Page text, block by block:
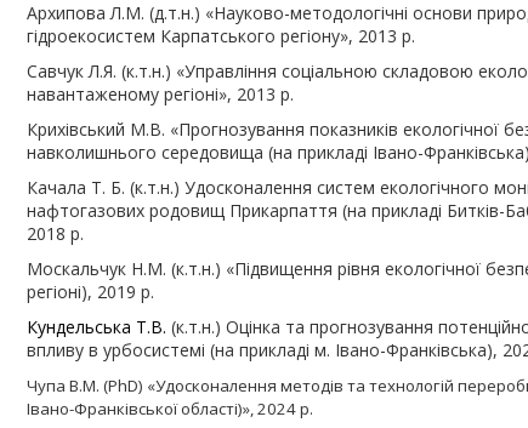
Архипова Л.М. (д.т.н.) «Науково-методологічні основи
гідроекосистем Карпатського регіону», 2013 р.
Савчук Л.Я. (к.т.н.) «Управління соціальною складовою
навантаженому регіоні», 2013 р.
Крихівський М.В. «Прогнозування показників екологічної
навколишнього середовища (на прикладі Івано-
Качала Т. Б. (к.т.н.) Удосконалення систем екологічного
нафтогазових родовищ Прикарпаття (на прикладі Битків-
2018 р.
Москальчук Н.М. (к.т.н.) «Підвищення рівня екологічної
регіоні), 2019 р.
Кундельська Т.В. (к.т.н.) Оцінка та прогнозування
впливу в урбосистемі (на прикладі м. Івано-Франківська),
Чупа В.М. (PhD) «Удосконалення методів та технологій
Івано-Франківської області)», 2024 р.